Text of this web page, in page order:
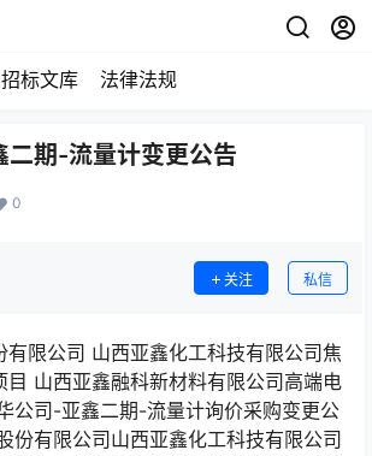
招标文库 法律法规
二期-流量计变更公告
0
关注 私信
有限公司 山西亚鑫化工科技有限公司焦
目 山西亚鑫融科新材料有限公司高端电
公司-亚鑫二期-流量计询价采购变更公
份有限公司山西亚鑫化工科技有限公司